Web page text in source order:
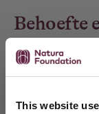
This website
Behoefte
Een tekort aan
methylatie,
kiezen dan